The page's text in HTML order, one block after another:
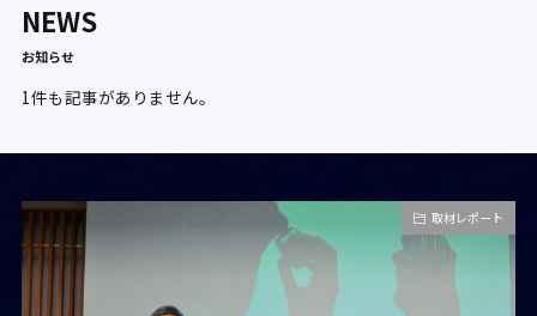
NEWS
お知らせ
1件も記事がありません。
取材レポート